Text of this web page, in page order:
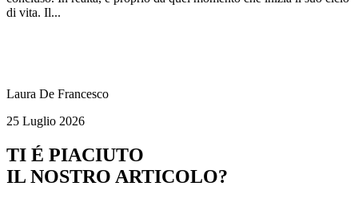
di vita. Il...
Laura De Francesco
25 Luglio 2026
TI É PIACIUTO
IL NOSTRO ARTICOLO?